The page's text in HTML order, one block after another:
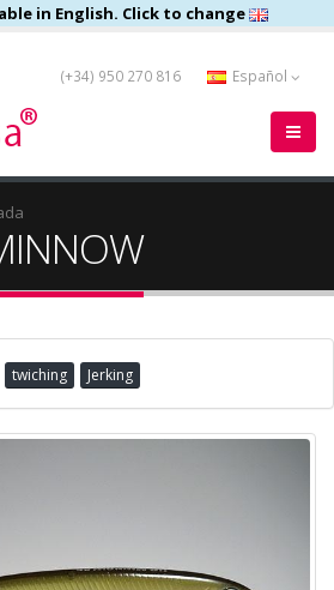
in English. Click to change
(+34) 950 270 816 Español
twiching Jerking